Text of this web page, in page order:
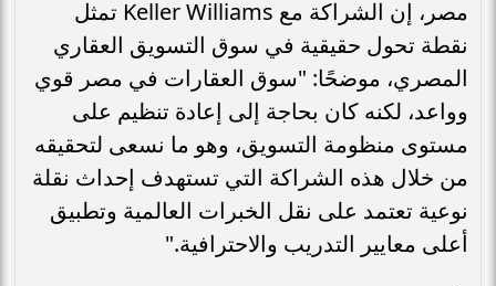
مصر، إن الشراكة مع Keller Williams تمثل
نقطة تحول حقيقية في سوق التسويق العقاري
المصري، موضحًا: "سوق العقارات في مصر قوي
وواعد، لكنه كان بحاجة إلى إعادة تنظيم على
مستوى منظومة التسويق، وهو ما نسعى لتحقيقه
من خلال هذه الشراكة التي تستهدف إحداث نقلة
نوعية تعتمد على نقل الخبرات العالمية وتطبيق
أعلى معايير التدريب والاحترافية."